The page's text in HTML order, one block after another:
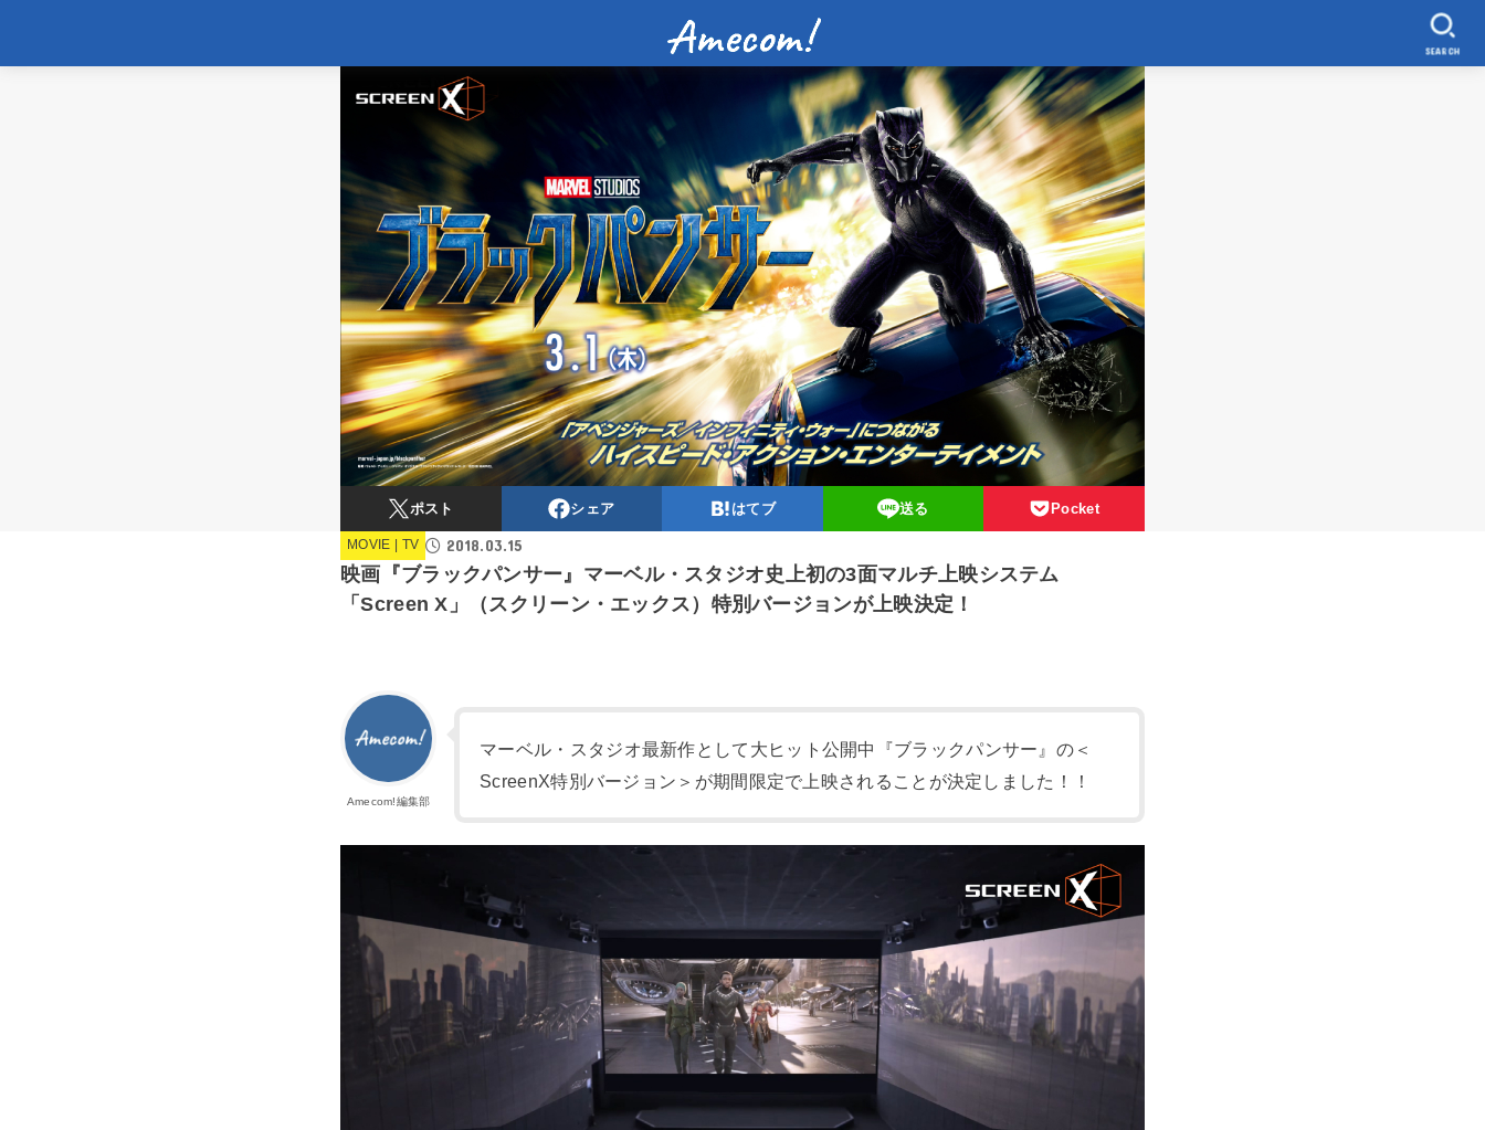
SEARCH
ポスト シェア はてブ 送る Pocket
MOVIE | TV 2018.03.15
映画『ブラックパンサー』マーベル・スタジオ史上初の3面マルチ上映システム
「Screen X」（スクリーン・エックス）特別バージョンが上映決定！
Amecom!編集部
マーベル・スタジオ最新作として大ヒット公開中『ブラックパンサー』の＜
ScreenX特別バージョン＞が期間限定で上映されることが決定しました！！